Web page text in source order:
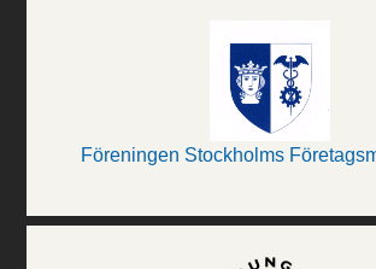
Föreningen Stockholms